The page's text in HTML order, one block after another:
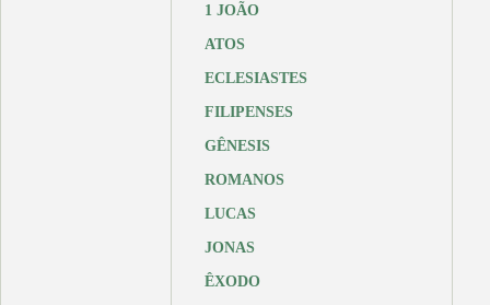
1 JOÃO
ATOS
ECLESIASTES
FILIPENSES
GÊNESIS
ROMANOS
LUCAS
JONAS
ÊXODO